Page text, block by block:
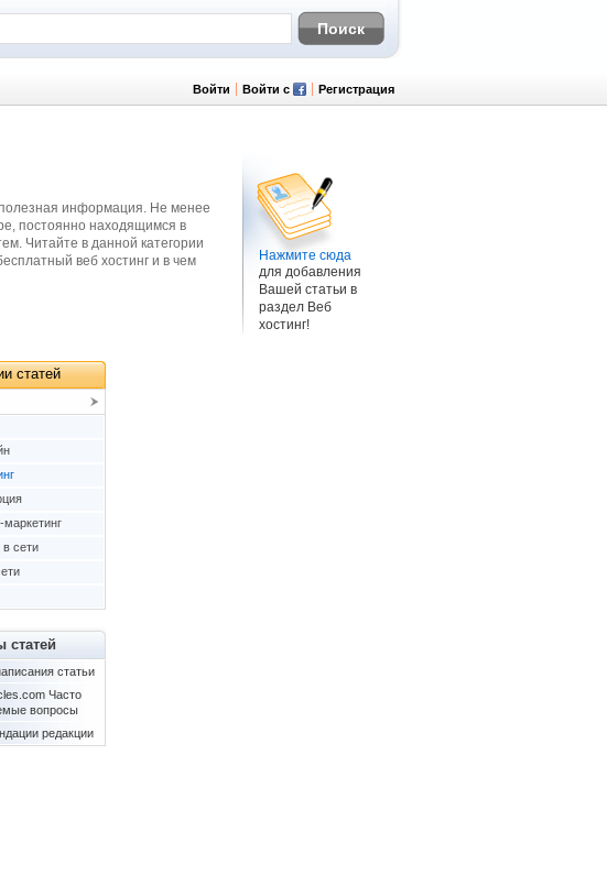
Войти Войти с Регистрация
полезная информация. Не менее
постоянно находящимся в
Читайте в данной категории
веб хостинг и в чем
Нажмите сюда
для добавления
Вашей статьи в
раздел Веб
хостинг!
статей
маркетинг
сети
статей
статьи
Часто
вопросы
редакции